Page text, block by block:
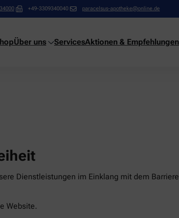
+49-3309340040 paracelsus-apotheke@online.de
Über uns ServicesAktionen & Empfehlungen
Dienstleistungen im Einklang mit dem
Website.